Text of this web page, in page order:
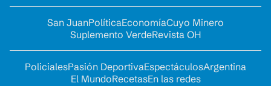
San JuanPolíticaEconomíaCuyo Minero
Suplemento VerdeRevista OH
PolicialesPasión DeportivaEspectáculosArgentina
El MundoRecetasEn las redes